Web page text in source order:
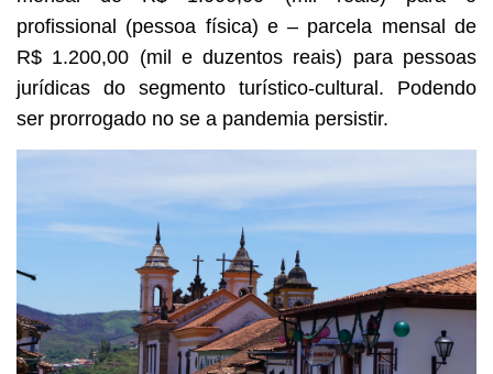
profissional (pessoa física) e – parcela mensal de
R$ 1.200,00 (mil e duzentos reais) para pessoas
jurídicas do segmento turístico-cultural. Podendo
ser prorrogado no se a pandemia persistir.